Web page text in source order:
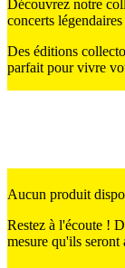
Découvrez notre
concerts
Des éditions
parfait pour vivre
Aucun produit
Restez à l'écoute !
mesure qu'ils seront